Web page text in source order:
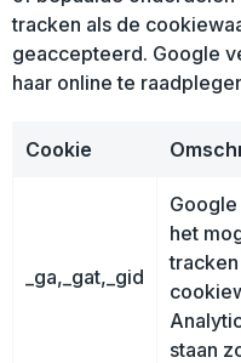
Goodiebags
tracken als de
geaccepteerd. Google
haar online te
Cookie
_ga,_gat,_gid
het
staan